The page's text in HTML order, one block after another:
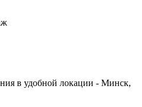
в удобной локации - Минск,